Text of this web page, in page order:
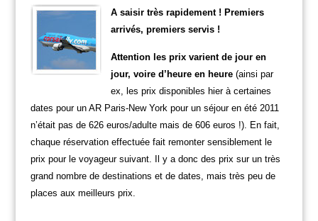
A saisir très rapidement ! Premiers
arrivés, premiers servis !
Attention les prix varient de jour en
jour, voire d’heure en heure(ainsi par
ex, les prix disponibles hier à certaines
dates pour un AR Paris-New York pour un séjour en été 2011
n’était pas de 626 euros/adulte mais de 606 euros !). En fait,
chaque réservation effectuée fait remonter sensiblement le
prix pour le voyageur suivant. Il y a donc des prix sur un très
grand nombre de destinations et de dates, mais très peu de
places aux meilleurs prix.